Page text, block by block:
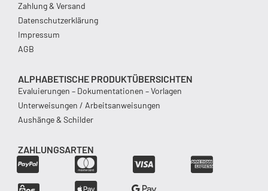
Zahlung & Versand
Datenschutzerklärung
Impressum
AGB
ALPHABETISCHE PRODUKTÜBERSICHTEN
Evaluierungen – Dokumentationen – Vorlagen
Unterweisungen / Arbeitsanweisungen
Aushänge & Schilder
ZAHLUNGSARTEN